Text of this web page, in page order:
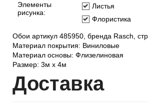
Элементы
рисунка:
Листья
Флористика
Обои артикул 485950, бренда Rasch,
Материал покрытия: Виниловые
Материал основы: Флизелиновая
Размер: 3м x 4м
Доставка